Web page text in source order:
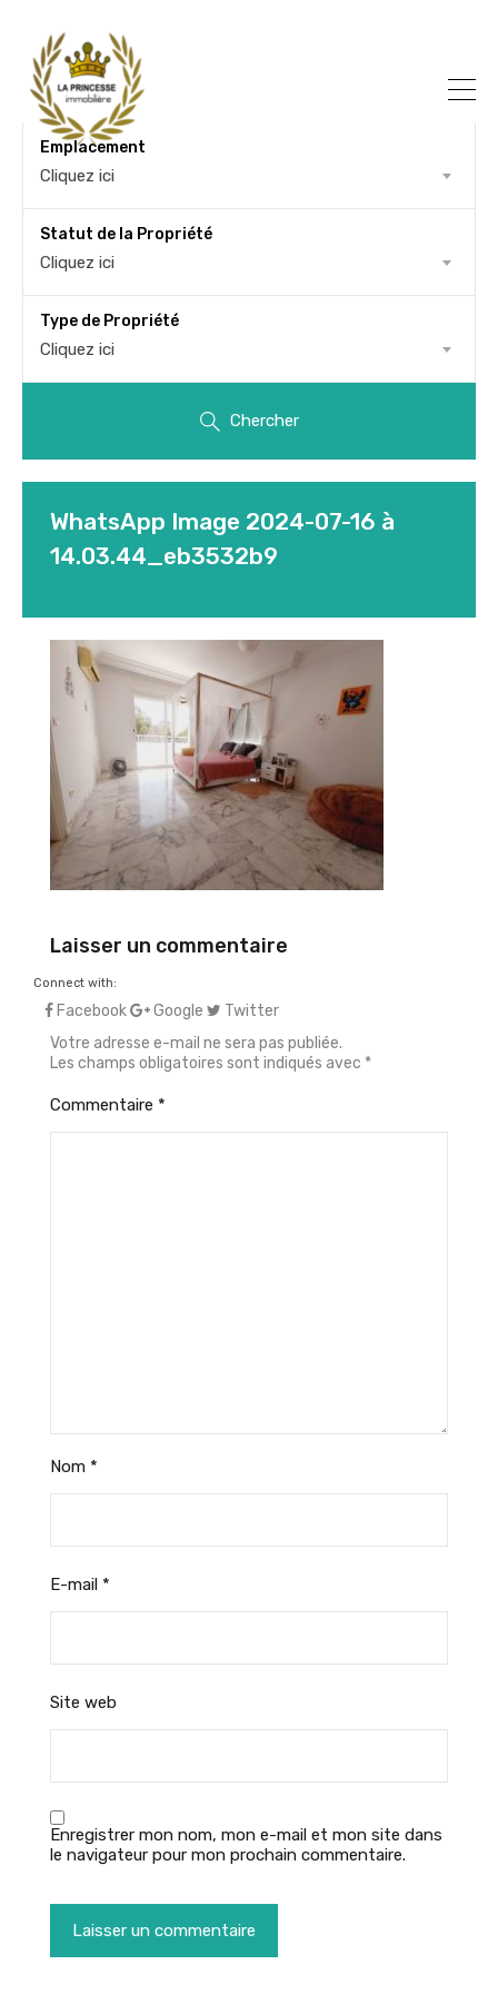
Emplacement
Cliquez ici
Statut de la Propriété
Cliquez ici
Type de Propriété
Cliquez ici
Chercher
WhatsApp Image 2024-07-16 à
14.03.44_eb3532b9
Laisser un commentaire
Connect with:
Facebook Google
Twitter
Votre adresse e-mail ne sera pas publiée.
Les champs obligatoires sont indiqués avec *
Commentaire *
Nom *
E-mail *
Site web
Enregistrer mon nom, mon e-mail et mon site dans
le navigateur pour mon prochain commentaire.